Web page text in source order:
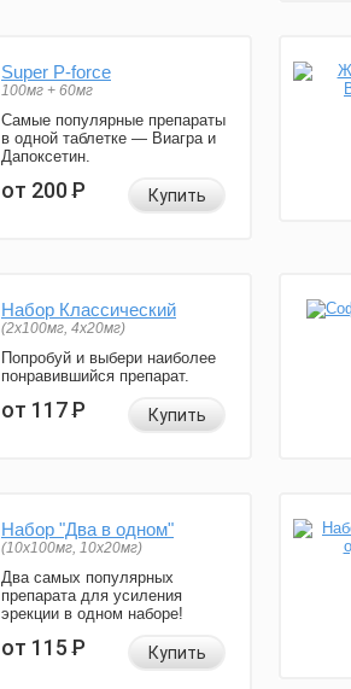
Super P-force
100мг + 60мг
Самые популярные препараты
в одной таблетке — Виагра и
Дапоксетин.
от 200Р Купить
Набор Классический
(2x100мг, 4x20мг)
Попробуй и выбери наиболее
понравившийся препарат.
от 117Р Купить
Набор "Два в одном"
(10x100мг, 10x20мг)
Два самых популярных
препарата для усиления
эрекции в одном наборе!
от 115Р Купить